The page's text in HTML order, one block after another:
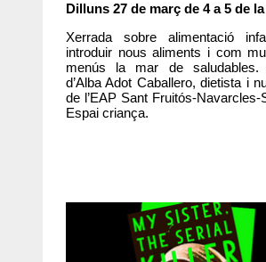
Dilluns 27 de març de 4 a 5 de
Xerrada sobre alimentació
introduir nous aliments i com
menús la mar de saludables.
d’Alba Adot Caballero, dietista i
de l’EAP Sant Fruitós-Navarcles-
Espai criança.